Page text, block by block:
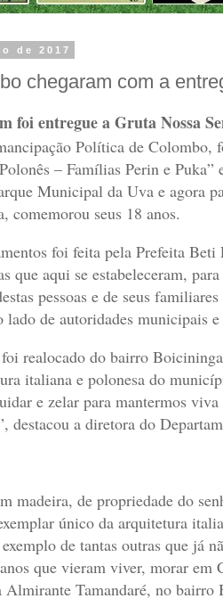
de 2017
chegaram com a
foi entregue a Gruta Nossa
Política de
– Famílias Perin e Puka”
Municipal da Uva e agora
comemorou seus 18 anos.
foi feita pela Prefeita
que aqui se estabeleceram,
pessoas e de seus
lado de autoridades municipais
realocado do bairro
italiana e polonesa do
e zelar para mantermos
destacou a diretora do
madeira, de propriedade do
único da arquitetura
de tantas outras que já
que vieram viver, morar
Almirante Tamandaré, no bairro